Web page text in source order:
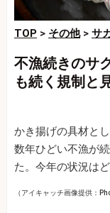
TOP > その他> サ
不漁続きのサ
も続く規制と
かき揚げの具材と
数年ひどい不漁が
た。今年の状況は
（アイキャッチ画像提供：